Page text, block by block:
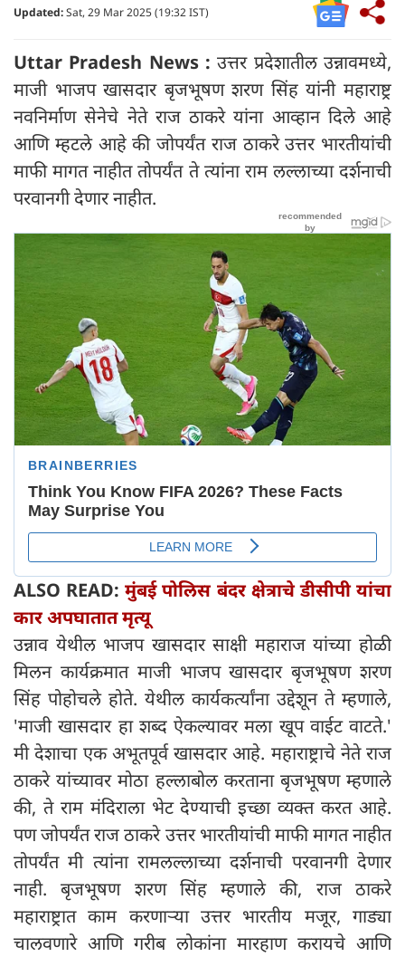
Updated:Sat, 29 Mar 2025 (19:32 IST)
Uttar Pradesh News :उत्तर प्रदेशातील उन्नावमध्ये,
माजी भाजप खासदार बृजभूषण शरण सिंह यांनी महाराष्ट्र
नवनिर्माण सेनेचे नेते राज ठाकरे यांना आव्हान दिले आहे
आणि म्हटले आहे की जोपर्यंत राज ठाकरे उत्तर भारतीयांची
माफी मागत नाहीत तोपर्यंत ते त्यांना राम लल्लाच्या दर्शनाची
परवानगी देणार नाहीत.
ALSO READ:मुंबई पोलिस बंदर क्षेत्राचे डीसीपी यांचा
कार अपघातात मृत्यू
उन्नाव येथील भाजप खासदार साक्षी महाराज यांच्या होळी
मिलन कार्यक्रमात माजी भाजप खासदार बृजभूषण शरण
सिंह पोहोचले होते. येथील कार्यकर्त्यांना उद्देशून ते म्हणाले,
'माजी खासदार हा शब्द ऐकल्यावर मला खूप वाईट वाटते.'
मी देशाचा एक अभूतपूर्व खासदार आहे. महाराष्ट्राचे नेते राज
ठाकरे यांच्यावर मोठा हल्लाबोल करताना बृजभूषण म्हणाले
की, ते राम मंदिराला भेट देण्याची इच्छा व्यक्त करत आहे.
पण जोपर्यंत राज ठाकरे उत्तर भारतीयांची माफी मागत नाहीत
तोपर्यंत मी त्यांना रामलल्लाच्या दर्शनाची परवानगी देणार
नाही. बृजभूषण शरण सिंह म्हणाले की, राज ठाकरे
महाराष्ट्रात काम करणाऱ्या उत्तर भारतीय मजूर, गाड्या
चालवणारे आणि गरीब लोकांना मारहाण करायचे आणि